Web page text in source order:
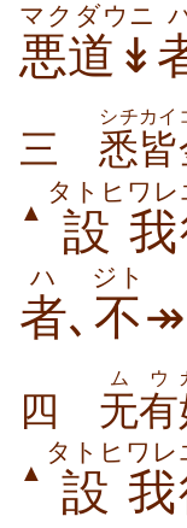
悪道↡
マクダウニ
三 悉皆
シチカイ
▲ 設
タトヒ
我
ワレ
者
ハ
､ 不
ジト
↠
四 无有
ムウ
▲ 設
タトヒ
我
ワレ